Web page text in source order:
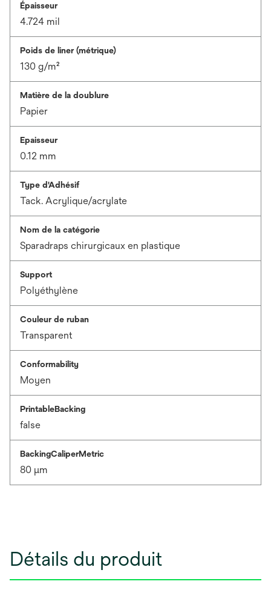
Épaisseur
4.724 mil
Poids de liner (métrique)
130 g/m²
Matière de la doublure
Papier
Epaisseur
0.12 mm
Type d'Adhésif
Tack. Acrylique/acrylate
Nom de la catégorie
Sparadraps chirurgicaux en plastique
Support
Polyéthylène
Couleur de ruban
Transparent
Conformability
Moyen
PrintableBacking
false
BackingCaliperMetric
80 μm
Détails du produit